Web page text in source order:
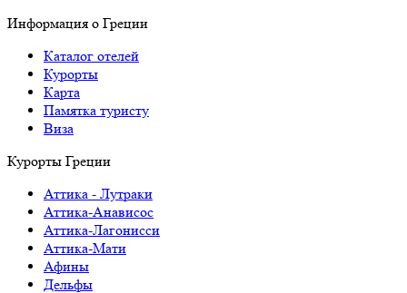
Информация о Греции
Каталог отелей
Курорты
Карта
Памятка туристу
Виза
Курорты Греции
Аттика - Лутраки
Аттика-Анависос
Аттика-Лагонисси
Аттика-Мати
Афины
Дельфы